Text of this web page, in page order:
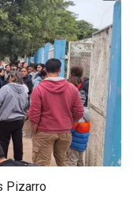
Pizarro